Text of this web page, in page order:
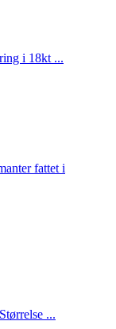
i 18kt ...
fattet i
...